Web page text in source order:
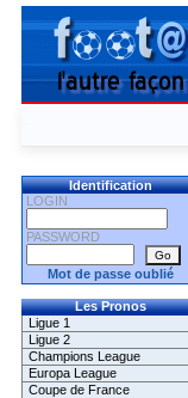
Identification
LOGIN
PASSWORD
Mot de passe oublié
Les Pronos
Ligue 1
Ligue 2
Champions League
Europa League
Coupe de France